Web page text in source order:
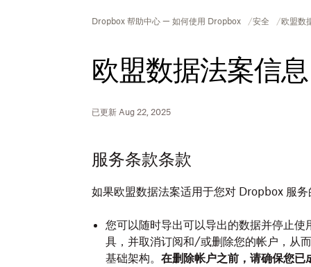
Dropbox 帮助中心 — 如何使用 Dropbox 安全 欧盟数
欧盟数据法案信息
已更新 Aug 22, 2025
服务条款条款
如果欧盟数据法案适用于您对 Dropbox 服
您可以随时导出可以导出的数据并停止
具，并取消订阅和/或删除您的帐户，从
基础架构。 在删除帐户之前，请确保您已